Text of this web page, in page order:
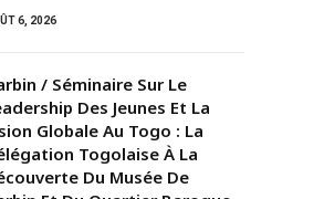
6, 2026
/ Séminaire Sur Le
Des Jeunes Et La
Globale Au Togo : La
Togolaise À La
Du Musée De